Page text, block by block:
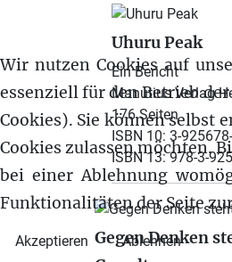
Uhuru Peak
Ein Bericht
Manutius Verlag
176 Seiten
ISBN 10: 3-
ISBN 13: 978-3-
Gegen Denken
Wir nutzen Cookies auf
essenziell für den Betrieb
Cookies). Sie können selbst
Cookies zulassen möchten.
bei einer Ablehnung
Funktionalitäten der Seite
Akzeptieren Ablehnen